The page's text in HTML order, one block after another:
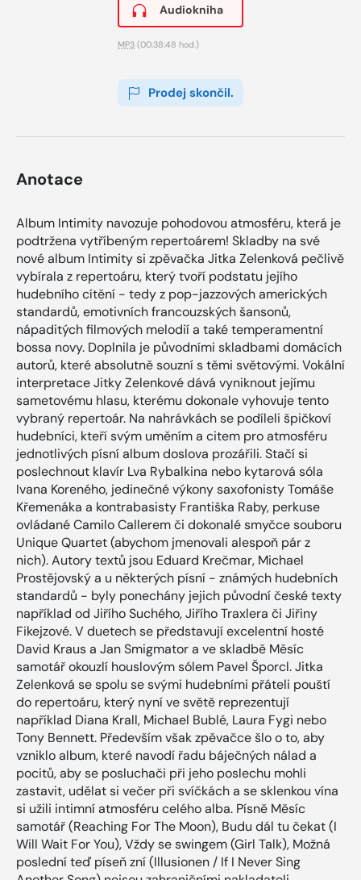
Audiokniha
MP3 (00:38:48 hod.)
Prodej skončil.
Anotace
Album Intimity navozuje pohodovou atmosféru, která je
podtržena vytříbeným repertoárem! Skladby na své
nové album Intimity si zpěvačka Jitka Zelenková pečlivě
vybírala z repertoáru, který tvoří podstatu jejího
hudebního cítění - tedy z pop-jazzových amerických
standardů, emotivních francouzských šansonů,
nápaditých filmových melodií a také temperamentní
bossa novy. Doplnila je původními skladbami domácích
autorů, které absolutně souzní s těmi světovými. Vokální
interpretace Jitky Zelenkové dává vyniknout jejímu
sametovému hlasu, kterému dokonale vyhovuje tento
vybraný repertoár. Na nahrávkách se podíleli špičkoví
hudebníci, kteří svým uměním a citem pro atmosféru
jednotlivých písní album doslova prozářili. Stačí si
poslechnout klavír Lva Rybalkina nebo kytarová sóla
Ivana Koreného, jedinečné výkony saxofonisty Tomáše
Křemenáka a kontrabasisty Františka Raby, perkuse
ovládané Camilo Callerem či dokonalé smyčce souboru
Unique Quartet (abychom jmenovali alespoň pár z
nich). Autory textů jsou Eduard Krečmar, Michael
Prostějovský a u některých písní - známých hudebních
standardů - byly ponechány jejich původní české texty
například od Jiřího Suchého, Jiřího Traxlera či Jiřiny
Fikejzové. V duetech se představují excelentní hosté
David Kraus a Jan Smigmator a ve skladbě Měsíc
samotář okouzlí houslovým sólem Pavel Šporcl. Jitka
Zelenková se spolu se svými hudebními přáteli pouští
do repertoáru, který nyní ve světě reprezentují
například Diana Krall, Michael Bublé, Laura Fygi nebo
Tony Bennett. Především však zpěvačce šlo o to, aby
vzniklo album, které navodí řadu báječných nálad a
pocitů, aby se posluchači při jeho poslechu mohli
zastavit, udělat si večer při svíčkách a se sklenkou vína
si užili intimní atmosféru celého alba. Písně Měsíc
samotář (Reaching For The Moon), Budu dál tu čekat (I
Will Wait For You), Vždy se swingem (Girl Talk), Možná
poslední teď píseň zní (Illusionen / If I Never Sing